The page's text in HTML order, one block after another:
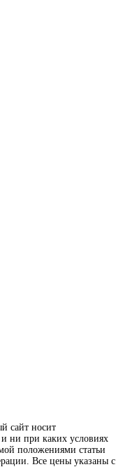
сайт носит
ни при каких условиях
положениями статьи
Все цены указаны с